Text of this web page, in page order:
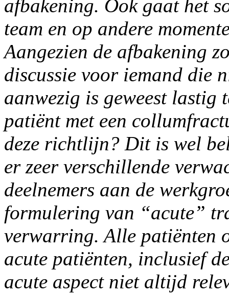
afbakening. Ook gaat het
team en op andere
Aangezien de afbakening
discussie voor iemand die
aanwezig is geweest lastig
patiënt met een
deze richtlijn? Dit is wel
er zeer verschillende
deelnemers aan de
formulering van “acute”
verwarring. Alle patiënten
acute patiënten, inclusief
acute aspect niet altijd